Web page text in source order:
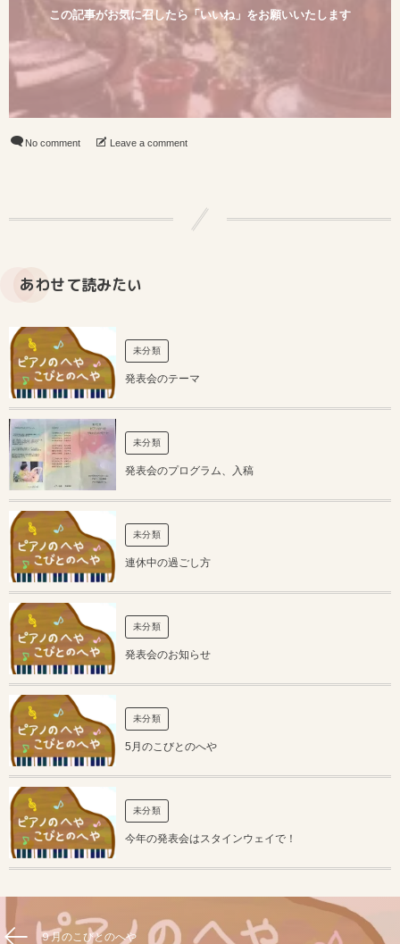
この記事がお気に召したら「いいね」をお願いいたします
No comment Leave a comment
あわせて読みたい
未分類
発表会のテーマ
未分類
発表会のプログラム、入稿
未分類
連休中の過ごし方
未分類
発表会のお知らせ
未分類
5月のこびとのへや
未分類
今年の発表会はスタインウェイで！
９月のこびとのへや